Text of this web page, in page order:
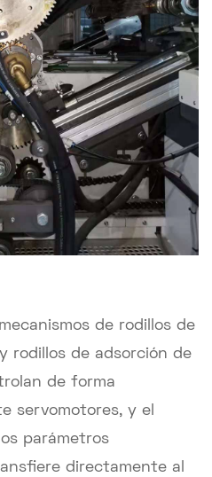
de rodillos de
rodillos de adsorción de
de forma
servomotores, y el
parámetros
directamente al